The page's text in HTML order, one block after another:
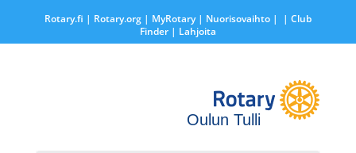
Rotary.fi | Rotary.org| MyRotary | Nuorisovaihto|
| Club
Finder| Lahjoita
Oulun Tulli